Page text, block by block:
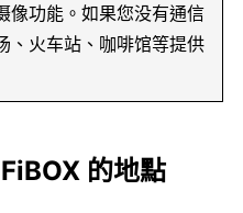
像功能。如果您没有通信
、火车站、咖啡馆等提供
的地點